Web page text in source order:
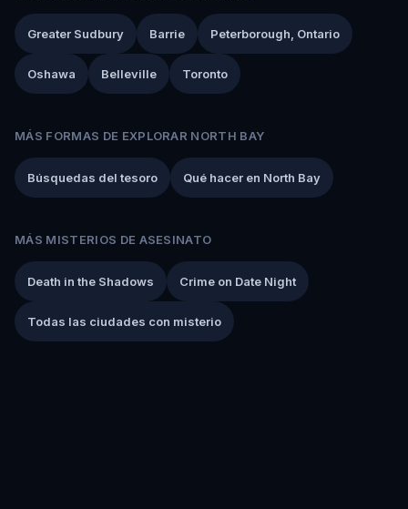
Greater Sudbury Barrie Peterborough, Ontario
Oshawa Belleville Toronto
MÁS FORMAS DE EXPLORAR NORTH BAY
Búsquedas del tesoro Qué hacer en North Bay
MÁS MISTERIOS DE ASESINATO
Death in the Shadows Crime on Date Night
Todas las ciudades con misterio